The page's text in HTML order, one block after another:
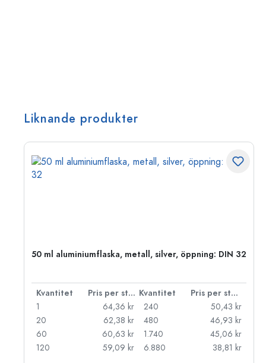
Liknande produkter
50 ml aluminiumflaska, metall, silver, öppning: DIN 32
Kvantitet Pris per styck Kvantitet
Pris per styck
1
64,36 kr
20
62,38 kr
60
60,63 kr
120
59,09 kr
240
50,43 kr
480
46,93 kr
1.740
45,06 kr
6.880
38,81 kr